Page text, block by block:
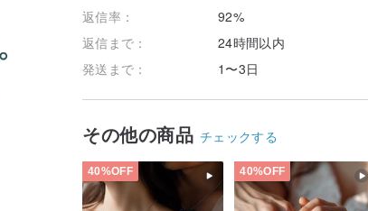
返信率：
92%
返信まで：
24時間以内
発送まで：
1〜3日
その他の商品 チェックする
40%OFF 40%OFF